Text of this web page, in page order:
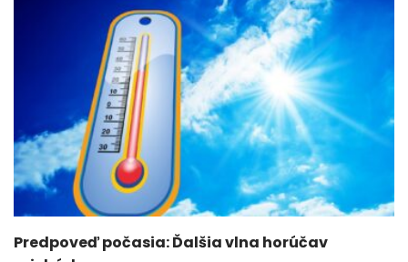
Predpoveď počasia: Ďalšia vlna horúčav